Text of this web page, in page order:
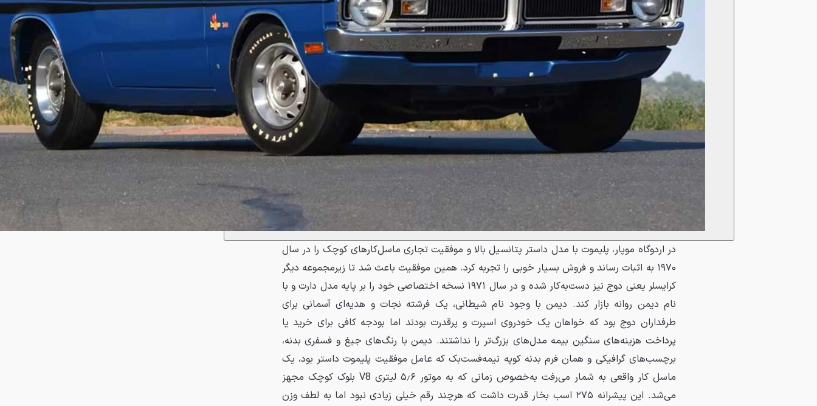
در اردوگاه موپار، پلیموت با مدل داستر پتانسیل بالا و موفقیت تجاری ماسل‌کارهای کوچک را در سال
۱۹۷۰ به اثبات رساند و فروش بسیار خوبی را تجربه کرد. همین موفقیت باعث شد تا زیرمجموعه دیگر
کرایسلر یعنی دوج نیز دست‌به‌کار شده و در سال ۱۹۷۱ نسخه اختصاصی خود را بر پایه مدل دارت و با
نام دیمن روانه بازار کند. دیمن با وجود نام شیطانی، یک فرشته نجات و هدیه‌ای آسمانی برای
طرفداران دوج بود که خواهان یک خودروی اسپرت و پرقدرت بودند اما بودجه کافی برای خرید یا
پرداخت هزینه‌های سنگین بیمه مدل‌های بزرگ‌تر را نداشتند. دیمن با رنگ‌های جیغ و فسفری بدنه،
برچسب‌های گرافیکی و همان فرم بدنه کوپه نیمه‌فست‌بک که عامل موفقیت پلیموت داستر بود، یک
ماسل کار واقعی به شمار می‌رفت به‌خصوص زمانی که به موتور ۵٫۶ لیتری V8 بلوک کوچک مجهز
می‌شد. این پیشرانه ۲۷۵ اسب بخار قدرت داشت که هرچند رقم خیلی زیادی نبود اما به لطف وزن